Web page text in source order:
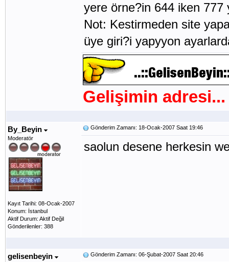
yere örne?in 644 iken
Not: Kestirmeden site
üye giri?i yapyyon
Gelişimin adresi...
By_Beyin
Moderatör
Kayıt Tarihi: 08-Ocak-2007
Konum: İstanbul
Aktif Durum: Aktif Değil
Gönderilenler: 388
Gönderim Zamanı: 18-Ocak-2007 Saat 19:46
saolun desene herkesin
gelisenbeyin Gönderim Zamanı: 06-Şubat-2007 Saat 20:46